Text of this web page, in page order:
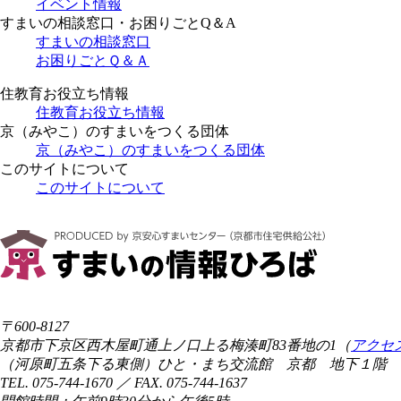
イベント情報
すまいの相談窓口・お困りごとQ＆A
すまいの相談窓口
お困りごとＱ＆Ａ
住教育お役立ち情報
住教育お役立ち情報
京（みやこ）のすまいをつくる団体
京（みやこ）のすまいをつくる団体
このサイトについて
このサイトについて
〒600-8127
京都市下京区西木屋町通上ノ口上る梅湊町83番地の1（ アクセ
（河原町五条下る東側）ひと・まち交流館 京都 地下１階
TEL. 075-744-1670 ／ FAX. 075-744-1637